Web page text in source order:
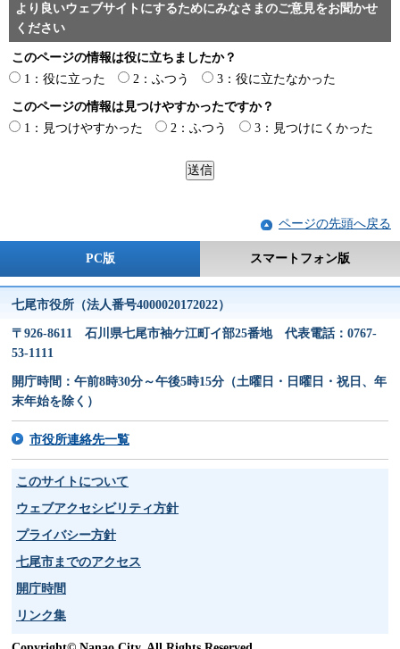
より良いウェブサイトにするためにみなさまのご意見をお聞かせ
ください
このページの情報は役に立ちましたか？
1：役に立った
2：ふつう 3：役に立たなかった
このページの情報は見つけやすかったですか？
1：見つけやすかった
2：ふつう 3：見つけにくかった
ページの先頭へ戻る
PC版 スマートフォン版
七尾市役所（法人番号4000020172022）
〒926-8611 石川県七尾市袖ケ江町イ部25番地 代表電話：0767-
53-1111
開庁時間：午前8時30分～午後5時15分（土曜日・日曜日・祝日、年
末年始を除く）
市役所連絡先一覧
このサイトについて
ウェブアクセシビリティ方針
プライバシー方針
七尾市までのアクセス
開庁時間
リンク集